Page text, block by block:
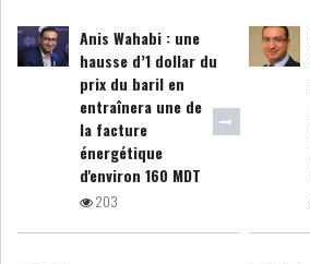
Anis Wahabi : une
hausse d’1 dollar du
prix du baril en
entraînera une de
la facture
énergétique
d'environ 160 MDT
203